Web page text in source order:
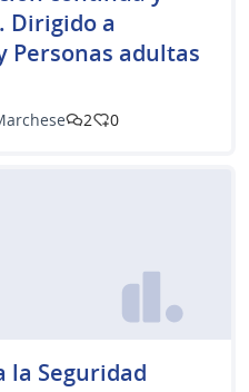
Dirigido a
Personas adultas
2 0
la Seguridad